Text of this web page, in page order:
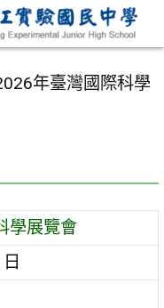
年臺灣國際科學
學展覽會